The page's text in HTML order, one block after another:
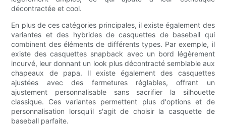
décontractée et cool.
En plus de ces catégories principales, il existe également des
variantes et des hybrides de casquettes de baseball qui
combinent des éléments de différents types. Par exemple, il
existe des casquettes snapback avec un bord légèrement
incurvé, leur donnant un look plus décontracté semblable aux
chapeaux de papa. Il existe également des casquettes
ajustées avec des fermetures réglables, offrant un
ajustement personnalisable sans sacrifier la silhouette
classique. Ces variantes permettent plus d'options et de
personnalisation lorsqu'il s'agit de choisir la casquette de
baseball parfaite.